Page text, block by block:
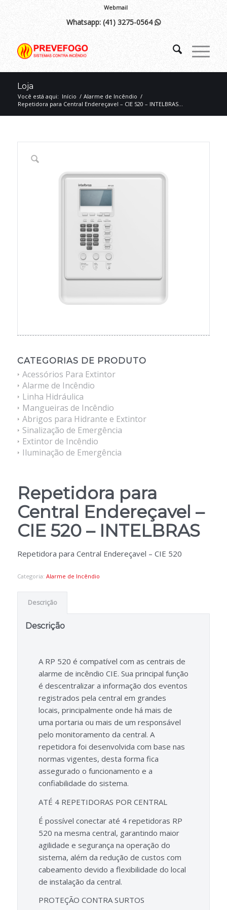
Webmail
Whatsapp: (41) 3275-0564 
Loja
Você está aqui: Início / Alarme de Incêndio /
Repetidora para Central Endereçavel – CIE 520 – INTELBRAS...
CATEGORIAS DE PRODUTO
Acessórios Para Extintor
Alarme de Incêndio
Linha Hidráulica
Mangueiras de Incêndio
Abrigos para Hidrante e Extintor
Sinalização de Emergência
Extintor de Incêndio
Iluminação de Emergência
Repetidora para
Central Endereçavel –
CIE 520 – INTELBRAS
Repetidora para Central Endereçavel – CIE 520
Categoria: Alarme de Incêndio
Descrição
Descrição
A RP 520 é compatível com as centrais de
alarme de incêndio CIE. Sua principal função
é descentralizar a informação dos eventos
registrados pela central em grandes
locais, principalmente onde há mais de
uma portaria ou mais de um responsável
pelo monitoramento da central. A
repetidora foi desenvolvida com base nas
normas vigentes, desta forma fica
assegurado o funcionamento e a
confiabilidade do sistema.
ATÉ 4 REPETIDORAS POR CENTRAL
É possível conectar até 4 repetidoras RP
520 na mesma central, garantindo maior
agilidade e segurança na operação do
sistema, além da redução de custos com
cabeamento devido a flexibilidade do local
de instalação da central.
PROTEÇÃO CONTRA SURTOS